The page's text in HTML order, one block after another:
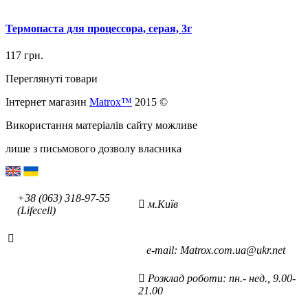
Термопаста для процессора, серая, 3г
117 грн.
Переглянуті товари
Інтернет магазин Matrox™ 2015 ©
Використання матеріалів сайту можливе
лише з письмового дозволу власника
+38 (063) 318-97-55
(Lifecell)
м.Київ
е-mаil: Matrox.com.ua@ukr.net
Розклад роботи: пн.- нед., 9.00-
21.00